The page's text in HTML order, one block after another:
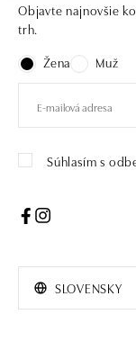
Objavte najnovšie
trh.
Žena
Muž
Súhlasím s
SLOVENSKY